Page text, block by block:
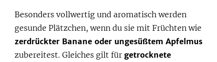
Besonders vollwertig und aromatisch werden
gesunde Plätzchen, wenn du sie mit Früchten wie
zerdrückter Banane oder ungesüßtem Apfelmus
zubereitest. Gleiches gilt für getrocknete